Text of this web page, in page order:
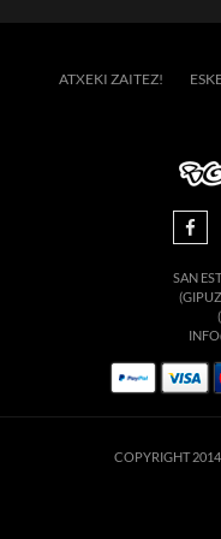
ATXEKI ZAITEZ!
SAN
COPYRIGHT